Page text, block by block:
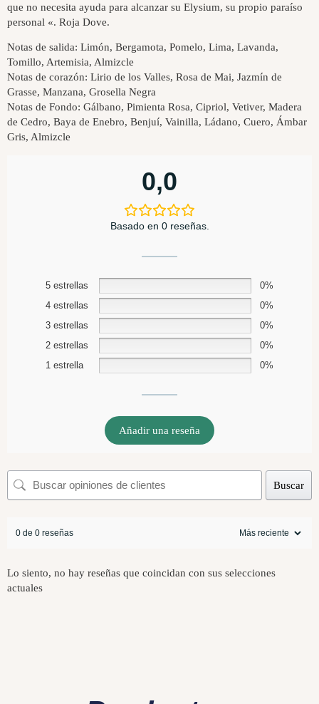
que no necesita ayuda para alcanzar su Elysium, su propio paraíso
personal «. Roja Dove.
Notas de salida: Limón, Bergamota, Pomelo, Lima, Lavanda,
Tomillo, Artemisia, Almizcle
Notas de corazón: Lirio de los Valles, Rosa de Mai, Jazmín de
Grasse, Manzana, Grosella Negra
Notas de Fondo: Gálbano, Pimienta Rosa, Cipriol, Vetiver, Madera
de Cedro, Baya de Enebro, Benjuí, Vainilla, Ládano, Cuero, Ámbar
Gris, Almizcle
0,0
Basado en 0 reseñas.
5 estrellas
0%
4 estrellas
0%
3 estrellas
0%
2 estrellas
0%
1 estrella
0%
Añadir una reseña
Buscar
0 de 0 reseñas
Lo siento, no hay reseñas que coincidan con sus selecciones
actuales